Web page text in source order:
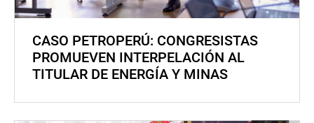
CASO PETROPERÚ: CONGRESISTAS
PROMUEVEN INTERPELACIÓN AL
TITULAR DE ENERGÍA Y MINAS